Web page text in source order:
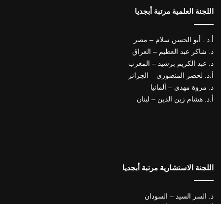
اللجنة العلمية مرتبة أبجديا
أ.د . أبو الحسن سلام – مصر
د. شاكر عبد العظيم – العراق
د. عبد الكريم برشيد – المغرب
أ.د. لخضر المنصوري – الجزائر
د. مروة مهدي – ألمانيا
أ.د. هشام زين الدين – لبنان
اللجنة الاستشارية مرتبة أبجديا
ذ. السر السيد – السودان